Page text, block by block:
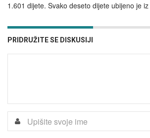
1.601 dijete. Svako deseto dijete ubijeno je
PRIDRUŽITE SE DISKUSIJI